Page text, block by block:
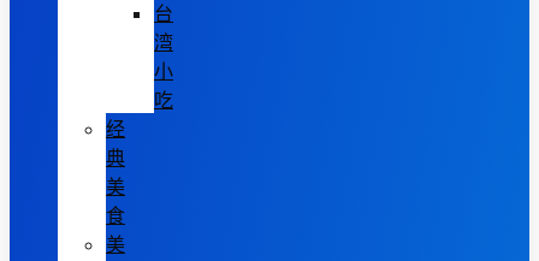
台
湾
小
吃
经
典
美
食
美